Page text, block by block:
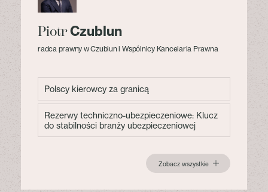
PiotrCzublun
radca prawny w Czublun i Wspólnicy Kancelaria Prawna
Polscy kierowcy za granicą
Rezerwy techniczno-ubezpieczeniowe: Klucz
do stabilności branży ubezpieczeniowej
Zobacz wszystkie